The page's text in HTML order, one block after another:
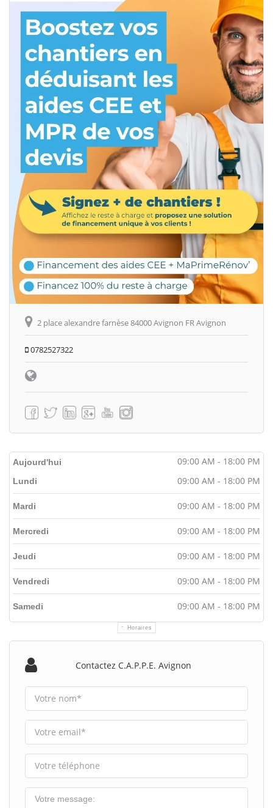
2 place alexandre farnèse 84000 Avignon FR Avignon
0782527322
Aujourd'hui 09:00 AM - 18:00 PM
Horaires
Lundi 09:00 AM - 18:00 PM
Mardi 09:00 AM - 18:00 PM
Mercredi 09:00 AM - 18:00 PM
Jeudi 09:00 AM - 18:00 PM
Vendredi 09:00 AM - 18:00 PM
Samedi 09:00 AM - 18:00 PM
Contactez C.a.p.p.e. Avignon